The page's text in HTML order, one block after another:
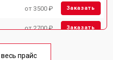
от 3500 ₽ Заказать
от 2700 ₽ Заказать
прайс